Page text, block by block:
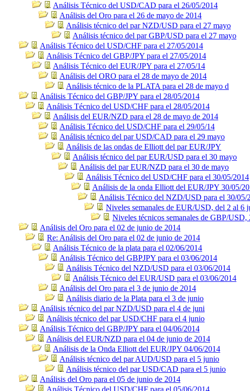
Análisis Técnico del USD/CAD para el 26/05/2014
Análisis del Oro para el 26 de mayo de 2014
Análisis técnico del par NZD/USD para el 27 mayo
Análisis técnico del par GBP/USD para el 27 mayo
Análisis Técnico del USD/CHF para el 27/05/2014
Análisis Técnico del GBP/JPY para el 27/05/2014
Análisis Técnico del EUR/JPY para el 27/05/14
Análisis del ORO para el 28 de mayo de 2014
Análisis técnico de la PLATA para el 28 de mayo d
Análisis Técnico del GBP/JPY para el 28/05/2014
Análisis Técnico del USD/CHF para el 28/05/2014
Análisis del EUR/NZD para el 28 de mayo de 2014
Análisis Técnico del USD/CHF para el 29/05/14
Análisis técnico del par USD/CAD para el 29 mayo
Análisis de las ondas de Elliott del par EUR/JPY
Análisis técnico del par EUR/USD para el 30 mayo
Análisis del par EUR/NZD para el 30 de mayo
Análisis Técnico del USD/CHF para el 30/05/2014
Análisis de la onda Elliott del EUR/JPY 30/05/
Análisis Técnico del NZD/USD para el 30/05/
Niveles semanales de EUR/USD, del 2 al 6
Niveles técnicos semanales de GBP/USD,
Análisis del Oro para el 02 de junio de 2014
Re: Análisis del Oro para el 02 de junio de 2014
Análisis Técnico de la plata para el 02/06/2014
Análisis Técnico del GBPJPY para el 03/06/2014
Análisis Técnico del NZD/USD para el 03/06/2014
Análisis Técnico del EUR/USD para el 03/06/2014
Análisis del Oro para el 3 de junio de 2014
Análisis diario de la Plata para el 3 de junio
Análisis técnico del par NZD/USD para el 4 de juni
Análisis técnico del par USD/CHF para el 4 junio
Análisis Técnico del GBP/JPY para el 04/06/2014
Análisis del EUR/NZD para el 04 de junio de 2014
Análisis de la Onda Elliott del EUR/JPY 04/06/2014
Análisis técnico del par AUD/USD para el 5 junio
Análisis técnico del par USD/CAD para el 5 junio
Análisis del Oro para el 05 de junio de 2014
Análisis Técnico del USD/CHF para el 05/06/2014